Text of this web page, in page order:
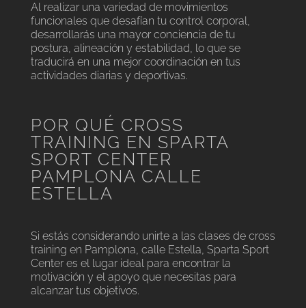
Al realizar una variedad de movimientos
funcionales que desafían tu control corporal,
desarrollarás una mayor conciencia de tu
postura, alineación y estabilidad, lo que se
traducirá en una mejor coordinación en tus
actividades diarias y deportivas.
POR QUÉ CROSS
TRAINING EN SPARTA
SPORT CENTER
PAMPLONA CALLE
ESTELLA
Si estás considerando unirte a las clases de cross
training en Pamplona, calle Estella, Sparta Sport
Center es el lugar ideal para encontrar la
motivación y el apoyo que necesitas para
alcanzar tus objetivos.